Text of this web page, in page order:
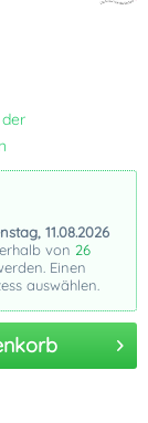
11.08.2026
von 26
Einen
auswählen.